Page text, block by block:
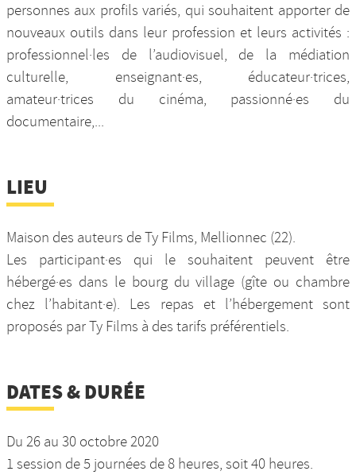
personnes aux profils variés, qui souhaitent apporter de
nouveaux outils dans leur profession et leurs activités :
professionnel·les de l’audiovisuel, de la médiation
culturelle, enseignant·es, éducateur·trices,
amateur·trices du cinéma, passionné·es du
documentaire,...
LIEU
Maison des auteurs de Ty Films, Mellionnec (22).
Les participant·es qui le souhaitent peuvent être
hébergé·es dans le bourg du village (gîte ou chambre
chez l’habitant·e). Les repas et l’hébergement sont
proposés par Ty Films à des tarifs préférentiels.
DATES & DURÉE
Du 26 au 30 octobre 2020
1 session de 5 journées de 8 heures, soit 40 heures.